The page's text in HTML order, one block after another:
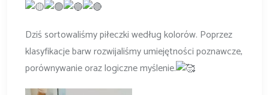
Dziś sortowaliśmy piłeczki według kolorów. Poprzez
klasyfikacje barw rozwijaliśmy umiejętnościpoznawcze,
porównywanie oraz logiczne myślenie.